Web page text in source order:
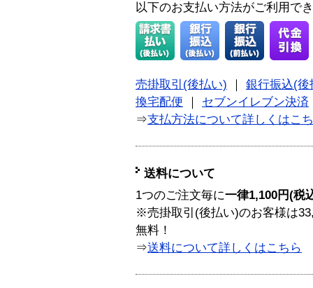
以下のお支払い方法がご利用で
売掛取引(後払い)
銀行振込(後
換宅配便
セブンイレブン決済
⇒支払方法について詳しくはこ
送料について
1つのご注文毎に一律1,100円(税
※売掛取引(後払い)のお客様は
無料！
⇒送料について詳しくはこちら